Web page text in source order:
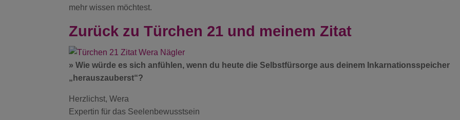
mehr wissen möchtest.
Zurück zu Türchen 21 und meinem Zitat
» Wie würde es sich anfühlen, wenn du heute die Selbstfürsorge aus deinem Inkarnationsspeicher
„herauszauberst“?
Herzlichst, Wera
Expertin für das Seelenbewusstsein